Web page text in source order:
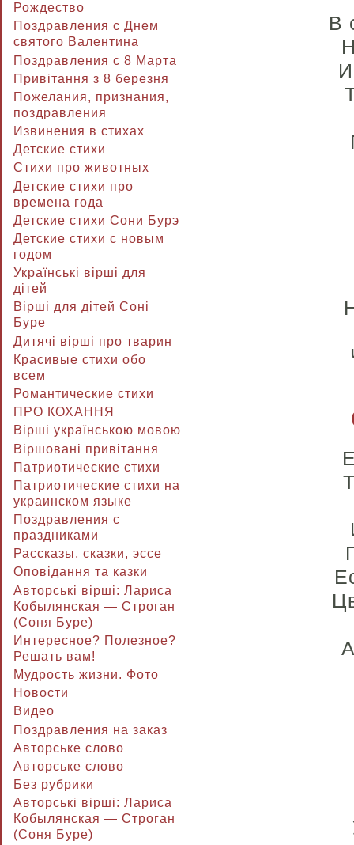
Рождество
Поздравления с Днем
святого Валентина
Поздравления с 8 Марта
Привітання з 8 березня
Пожелания, признания,
поздравления
Извинения в стихах
Детские стихи
Стихи про животных
Детские стихи про
времена года
Детские стихи Сони Бурэ
Детские стихи с новым
годом
Українські вірші для
дітей
Вірші для дітей Соні
Буре
Дитячі вірші про тварин
Красивые стихи обо
всем
Романтические стихи
ПРО КОХАННЯ
Вірші українською мовою
Віршовані привітання
Патриотические стихи
Патриотические стихи на
украинском языке
Поздравления с
праздниками
Рассказы, сказки, эссе
Оповідання та казки
Авторські вірші: Лариса
Кобылянская — Строган
(Соня Буре)
Интересное? Полезное?
Решать вам!
Мудрость жизни. Фото
Новости
Видео
Поздравления на заказ
Авторське слово
Авторське слово
Без рубрики
Авторські вірші: Лариса
Кобылянская — Строган
(Соня Буре)
В